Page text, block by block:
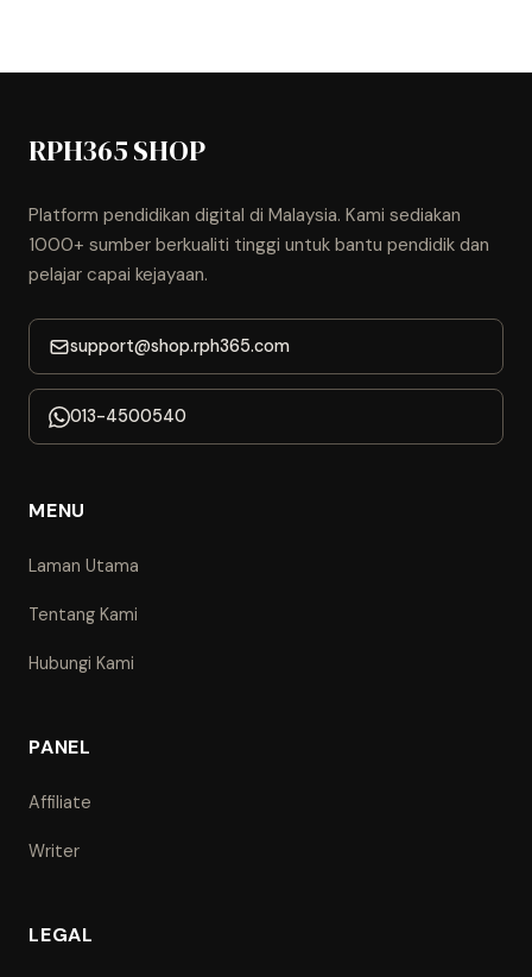
RPH365 SHOP
Platform pendidikan digital di Malaysia. Kami sediakan
1000+ sumber berkualiti tinggi untuk bantu pendidik dan
pelajar capai kejayaan.
support@shop.rph365.com
013-4500540
MENU
Laman Utama
Tentang Kami
Hubungi Kami
PANEL
Affiliate
Writer
LEGAL